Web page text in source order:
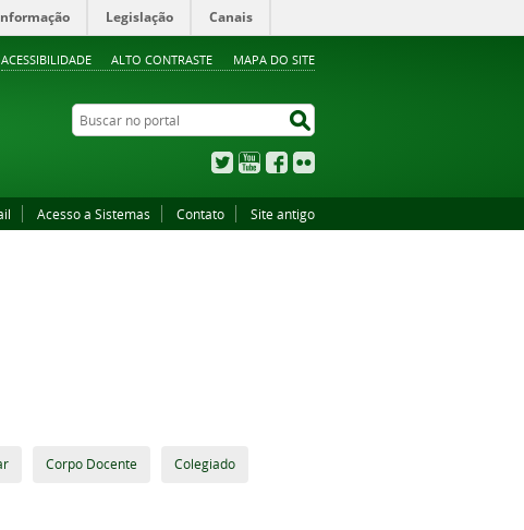
ACESSIBILIDADE ALTO CONTRASTE MAPA DO SITE
Legislação Canais
Buscar no portal
TwitterYouTubeFacebook
Acesso a Sistemas Contato Site antigo
Corpo Docente Colegiado